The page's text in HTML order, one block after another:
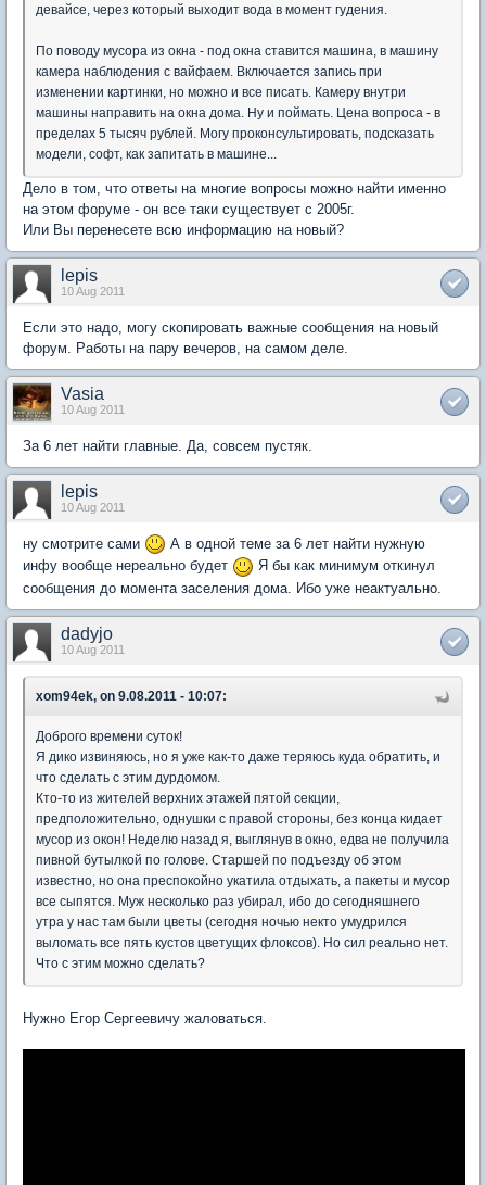
девайсе, через который выходит вода в момент гудения.
По поводу мусора из окна - под окна ставится машина, в машину
камера наблюдения с вайфаем. Включается запись при
изменении картинки, но можно и все писать. Камеру внутри
машины направить на окна дома. Ну и поймать. Цена вопроса - в
пределах 5 тысяч рублей. Могу проконсультировать, подсказать
модели, софт, как запитать в машине...
Дело в том, что ответы на многие вопросы можно найти именно
на этом форуме - он все таки существует с 2005г.
Или Вы перенесете всю информацию на новый?
lepis
10 Aug 2011
Если это надо, могу скопировать важные сообщения на новый
форум. Работы на пару вечеров, на самом деле.
Vasia
10 Aug 2011
За 6 лет найти главные. Да, совсем пустяк.
lepis
10 Aug 2011
ну смотрите сами
А в одной теме за 6 лет найти нужную
инфу вообще неpеально будет
Я бы как минимум откинул
сообщения до момента заселения дома. Ибо уже неактуально.
dadyjo
10 Aug 2011
xom94ek, on 9.08.2011 - 10:07:
Доброго времени суток!
Я дико извиняюсь, но я уже как-то даже теряюсь куда обратить, и
что сделать с этим дурдомом.
Кто-то из жителей верхних этажей пятой секции,
предположительно, однушки с правой стороны, без конца кидает
мусор из окон! Неделю назад я, выглянув в окно, едва не получила
пивной бутылкой по голове. Старшей по подъезду об этом
известно, но она преспокойно укатила отдыхать, а пакеты и мусор
все сыпятся. Муж несколько раз убирал, ибо до сегодняшнего
утра у нас там были цветы (сегодня ночью некто умудрился
выломать все пять кустов цветущих флоксов). Но сил реально нет.
Что с этим можно сделать?
Нужно Егор Сергеевичу жаловаться.